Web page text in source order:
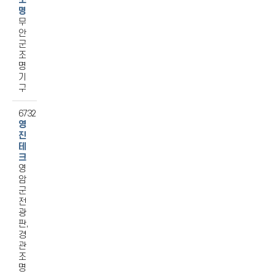
명
무
안
군
조
명
기
구
6732
영
진
테
크
영
암
군
전
광
판,
경
관
조
명